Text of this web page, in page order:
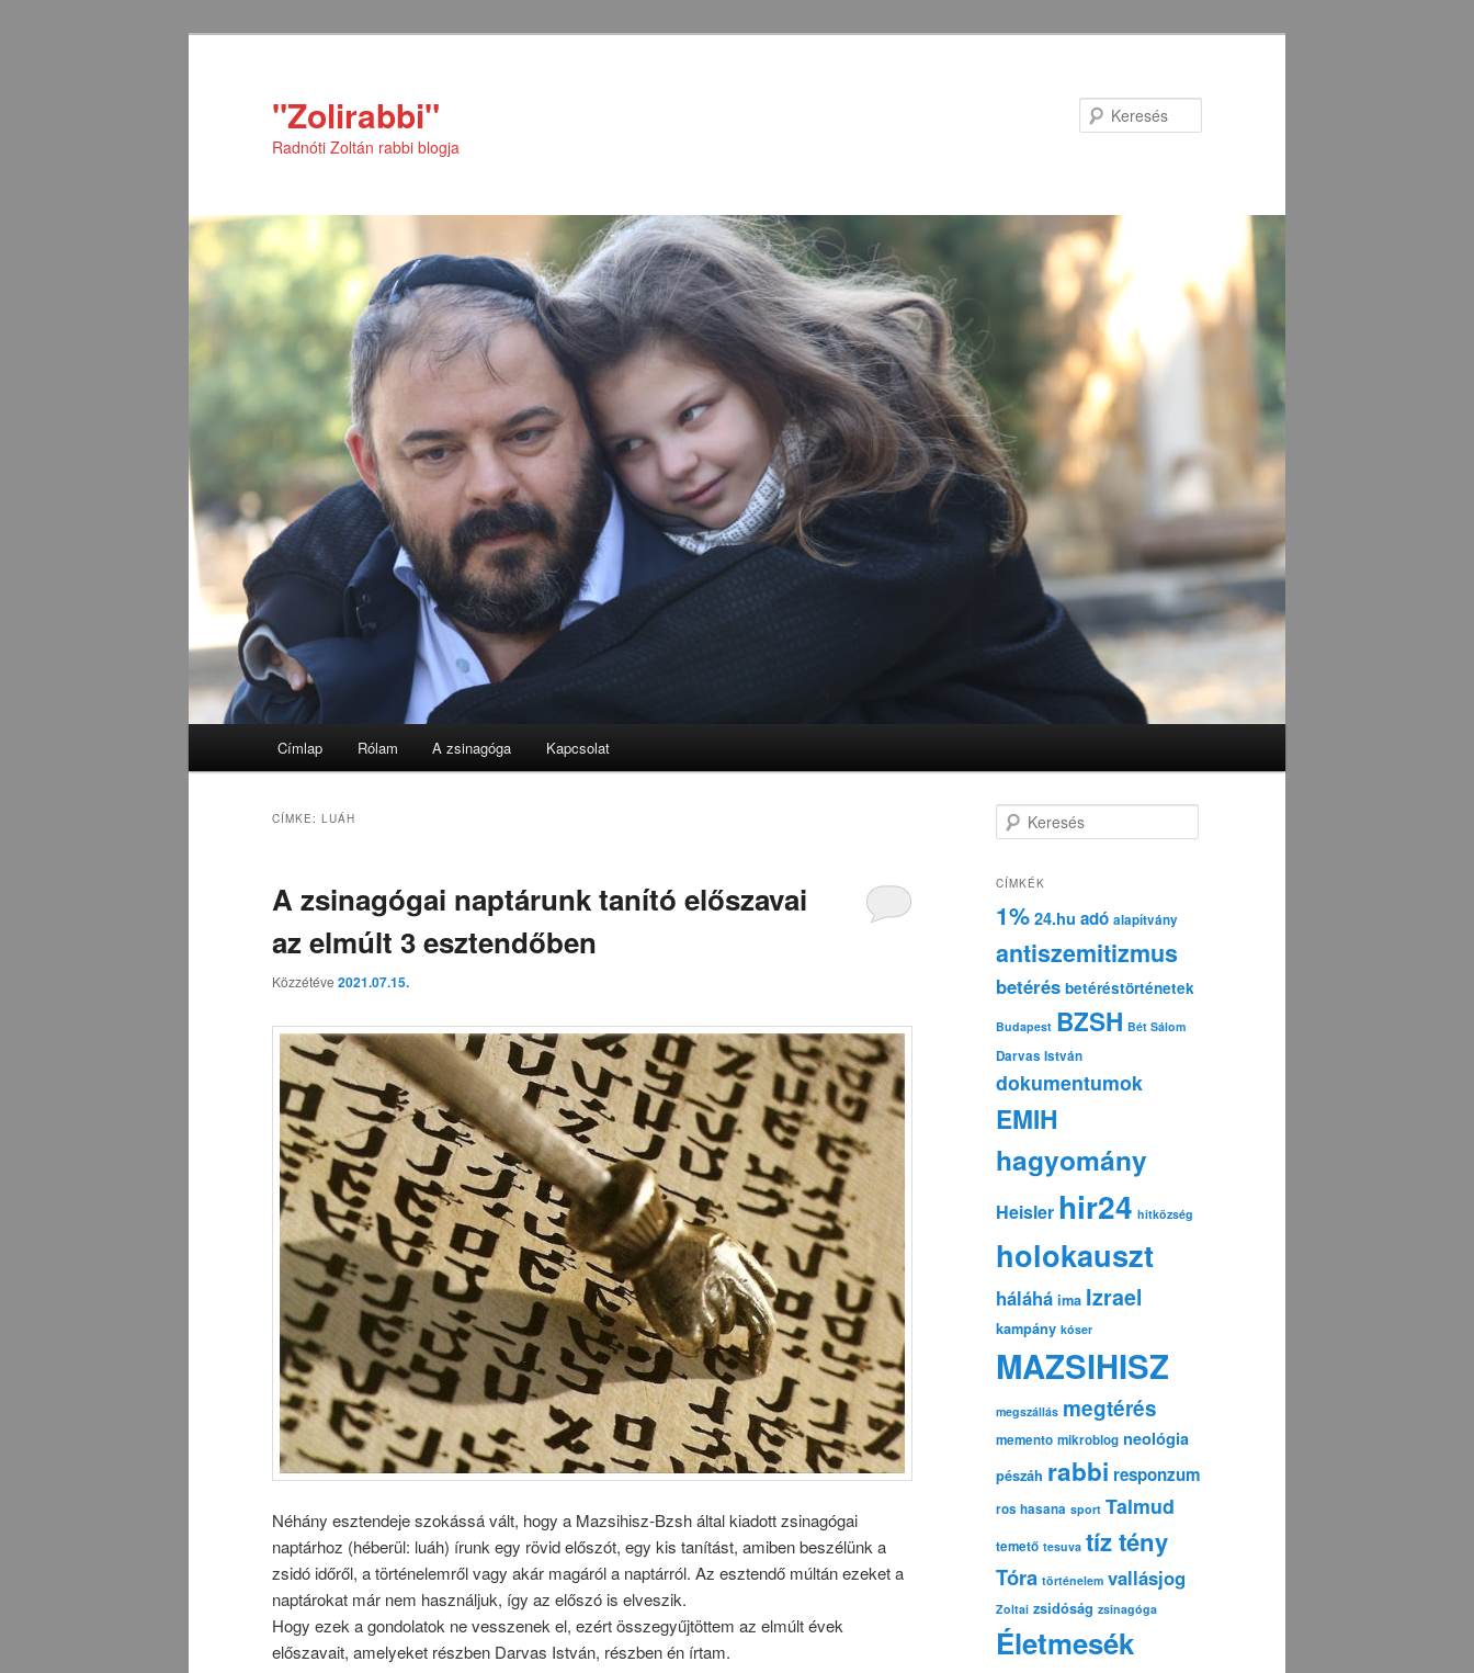
"Zolirabbi"
Radnóti Zoltán rabbi blogja
Címlap Rólam A zsinagóga Kapcsolat
CÍMKE: LUÁH
A zsinagógai naptárunk tanító előszavai
az elmúlt 3 esztendőben
Közzétéve 2021.07.15.
Néhány esztendeje szokássá vált, hogy a Mazsihisz-Bzsh által kiadott zsinagógai
naptárhoz (héberül: luáh) írunk egy rövid előszót, egy kis tanítást, amiben beszélünk a
zsidó időről, a történelemről vagy akár magáról a naptárról. Az esztendő múltán ezeket a
naptárokat már nem használjuk, így az előszó is elveszik.
Hogy ezek a gondolatok ne vesszenek el, ezért összegyűjtöttem az elmúlt évek
előszavait, amelyeket részben Darvas István, részben én írtam.
e
e
é
CÍMKÉK
1% 24.hu adó alapítvány
antiszemitizmus
betérés betéréstörténetek
Budapest BZSH Bét Sálom
Darvas István
dokumentumok
EMIH
hagyomány
Heisler hir24 hitközség
holokauszt
háláhá ima Izrael
kampány kóser
MAZSIHISZ
megszállás megtérés
memento mikroblog neológia
pészáh rabbi responzum
ros hasana sport Talmud
temető tesuva tíz tény
Tóra történelem vallásjog
Zoltai zsidóság zsinagóga
Életmesék